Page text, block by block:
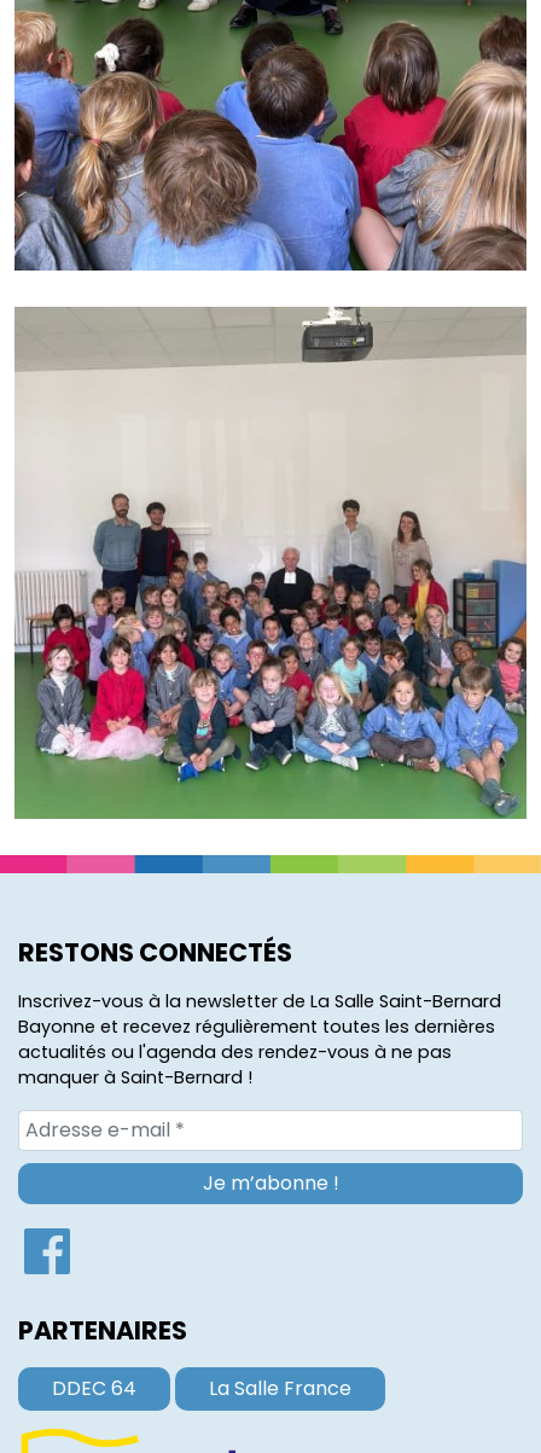
RESTONS CONNECTÉS
Inscrivez-vous à la newsletter de La Salle Saint-Bernard
Bayonne et recevez régulièrement toutes les dernières
actualités ou l'agenda des rendez-vous à ne pas
manquer à Saint-Bernard !
PARTENAIRES
DDEC 64 La Salle France